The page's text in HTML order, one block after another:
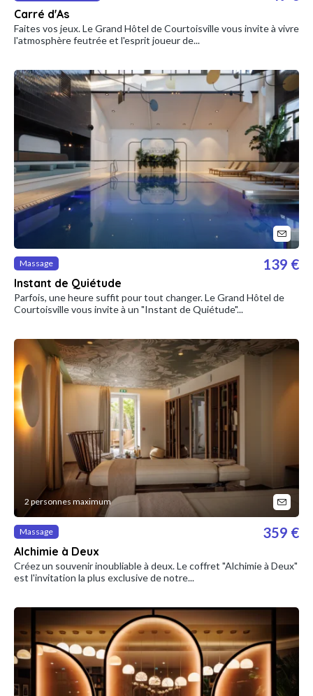
Carré d'As
Faites vos jeux. Le Grand Hôtel de Courtoisville vous invite à vivre
l'atmosphère feutrée et l'esprit joueur de...
Massage
Instant de Quiétude
139 €
Parfois, une heure suffit pour tout changer. Le Grand Hôtel de
Courtoisville vous invite à un "Instant de Quiétude"...
2 personnes maximum
Massage
Alchimie à Deux
359 €
Créez un souvenir inoubliable à deux. Le coffret "Alchimie à Deux"
est l'invitation la plus exclusive de notre...